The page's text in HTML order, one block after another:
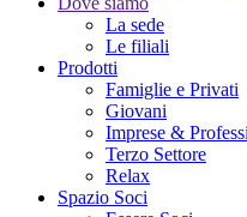
La sede
Le filiali
Prodotti
Famiglie e Privati
Giovani
Imprese &
Terzo Settore
Relax
Spazio Soci